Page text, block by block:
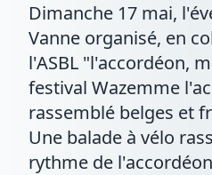
Dimanche 17 mai,
Vanne organisé, en
l'ASBL "l'accordéon,
festival Wazemme
rassemblé belges et
Une balade à vélo
rythme de